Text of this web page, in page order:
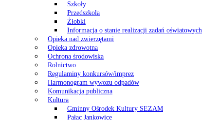
Szkoły
Przedszkola
Żłobki
Informacja o stanie realizacji zadań oświatowych
Opieka nad zwierzętami
Opieka zdrowotna
Ochrona środowiska
Rolnictwo
Regulaminy konkursów/imprez
Harmonogram wywozu odpadów
Komunikacja publiczna
Kultura
Gminny Ośrodek Kultury SEZAM
Pałac Jankowice